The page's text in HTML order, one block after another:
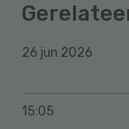
26 jun 2026
15:05